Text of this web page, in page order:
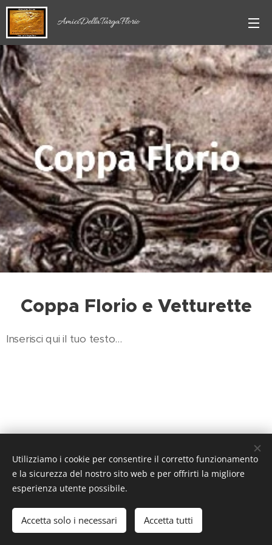
AmiciDellaTargaFlorio
Coppa Florio e Vetturette
Inserisci qui il tuo testo...
Cookies
Utilizziamo i cookie per consentire il corretto funzionamento
e la sicurezza del nostro sito web e per offrirti la migliore
esperienza utente possibile.
Accetta solo i necessari Accetta tutti